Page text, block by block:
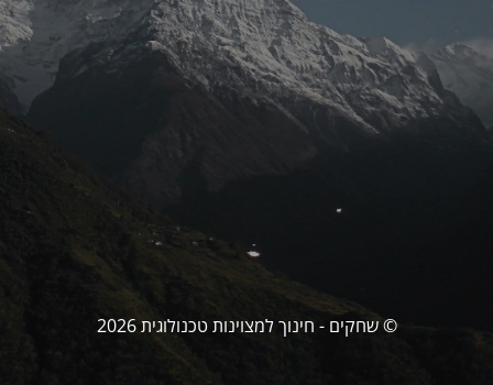
© שחקים - חינוך למצוינות טכנולוגית 2026